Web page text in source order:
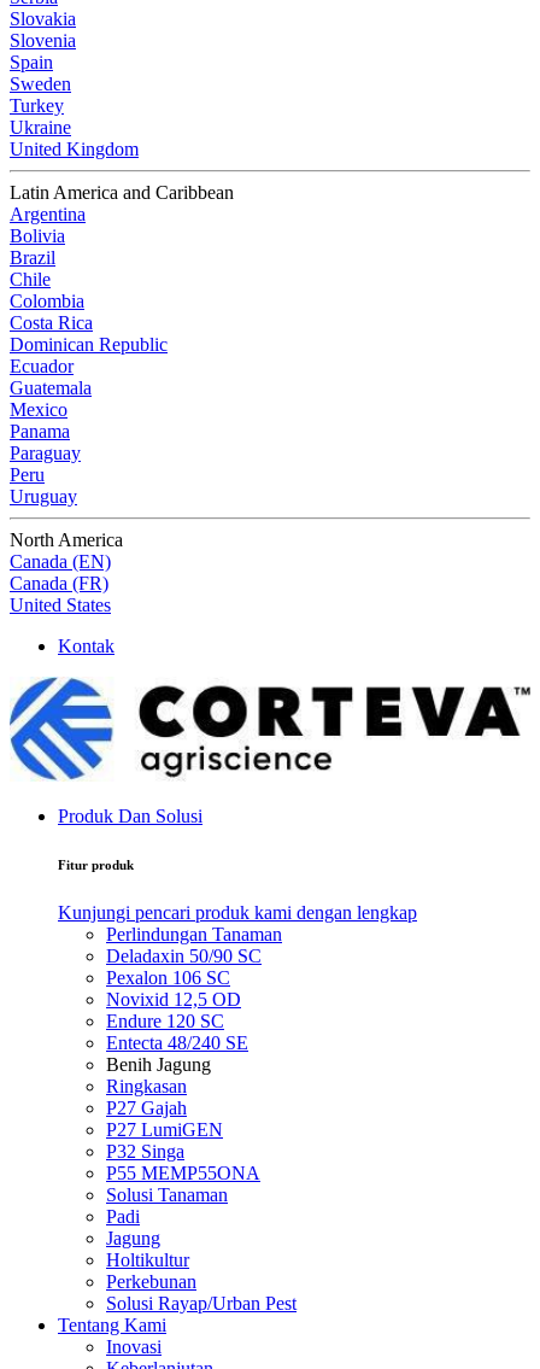
Slovakia
Slovenia
Spain
Sweden
Turkey
Ukraine
United Kingdom
Latin America and Caribbean
Argentina
Bolivia
Brazil
Chile
Colombia
Costa Rica
Dominican Republic
Ecuador
Guatemala
Mexico
Panama
Paraguay
Peru
Uruguay
North America
Canada (EN)
Canada (FR)
United States
Kontak
Produk Dan Solusi
Fitur produk
Kunjungi pencari produk kami dengan lengkap
Perlindungan Tanaman
Deladaxin 50/90 SC
Pexalon 106 SC
Novixid 12,5 OD
Endure 120 SC
Entecta 48/240 SE
Benih Jagung
Ringkasan
P27 Gajah
P27 LumiGEN
P32 Singa
P55 MEMP55ONA
Solusi Tanaman
Padi
Jagung
Holtikultur
Perkebunan
Solusi Rayap/Urban Pest
Tentang Kami
Inovasi